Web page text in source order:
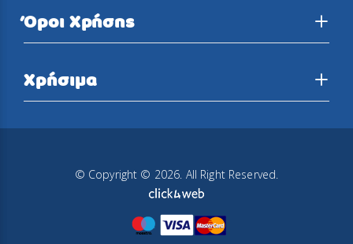
Όροι Χρήσης
Χρήσιμα
© Copyright © 2026. All Right Reserved.